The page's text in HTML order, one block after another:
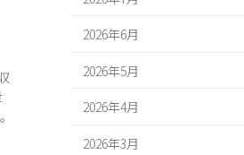
2026年6月
2026年5月
2026年4月
2026年3月